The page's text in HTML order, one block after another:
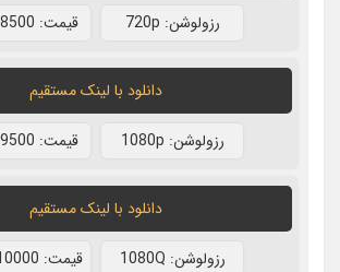
رزولوشن: 720p قيمت: 8500 تومان
دانلود با لينک مستقيم
رزولوشن: 1080p قيمت: 9500 تومان
دانلود با لينک مستقيم
رزولوشن: 1080Q قيمت: 10000 تومان